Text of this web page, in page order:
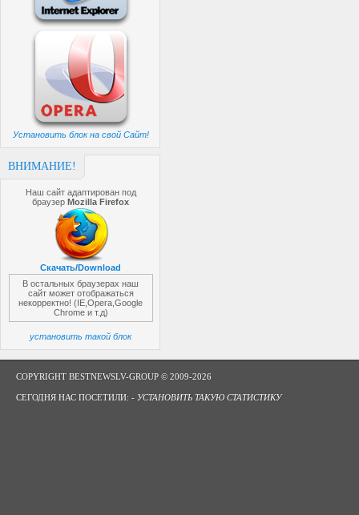
Установить блок на свой Сайт!
ВНИМАНИЕ!
Наш сайт адаптирован под
браузерMozilla Firefox
Скачать/Download
В остальных браузерах наш
сайт может отображаться
некорректно! (IE,Opera,Google
Chrome и т.д)
установить такой блок
COPYRIGHT BESTNEWSLV-GROUP © 2009-2026
СЕГОДНЯ НАС ПОСЕТИЛИ: - УСТАНОВИТЬ ТАКУЮ СТАТИСТИКУ